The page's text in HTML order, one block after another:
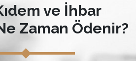
ve İhbar
Zaman Ödenir?